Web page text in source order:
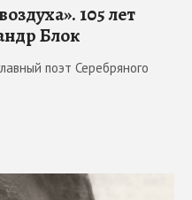
105 лет
Блок
поэт Серебряного